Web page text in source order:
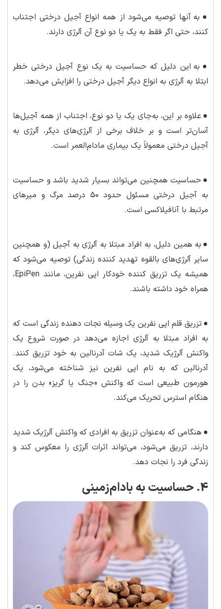
● به آنها توصیه می‌شود از همه انواع آجیل درختی اجتناب
کنند، حتی اگر فقط به یک یا دو نوع آن آلرژی دارند.
● به این دلیل که حساسیت به یک نوع آجیل درختی خطر
ابتلا به آلرژی به انواع دیگر آجیل درختی را افزایش می‌دهد.
●علاوه بر این، به‌جای یک یا دو نوع، اجتناب از همه آجیل‌ها
آسان‌تر است و بر خلاف برخی از آلرژی‌های دیگر، آلرژی به
آجیل درختی معمولاً یک بیماری مادام‌العمر است.
● حساسیت همچنین می‌تواند بسیار شدید باشد و حساسیت
به آجیل درختی مسئول حدود 50 درصد مرگ و میرهای
مرتبط با آنافیلاکسی است.
● به همین دلیل، به افراد مبتلا به آلرژی به آجیل (و همچنین
سایر آلرژی‌های بالقوه تهدید کننده زندگی) توصیه می‌شود که
همیشه یک تزریق کننده خودکار اپی نفرین، مانند EpiPen،
همراه خود داشته باشند.
●تزریق قلم اپی نفرین یک وسیله نجات دهنده زندگی است که
به افراد مبتلا به آلرژی اجازه می‌دهد در صورت شروع یک
واکنش آلرژیک شدید، یک شات آدرنالین به خود تزریق کنند.
آدرنالین که به نام اپی نفرین نیز شناخته می‌شود، یک
هورمون طبیعی است که واکنش «جنگ یا گریز» بدن را در
هنگام استرس تحریک می‌کند.
● هنگامی که به‌عنوان تزریق به افرادی که واکنش آلرژیک شدید
دارند، تزریق می‌شود، می‌تواند اثرات آلرژی را معکوس کند و
زندگی فرد را نجات دهد.
4. حساسیت به بادام‌زمینی